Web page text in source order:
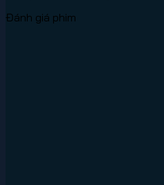
Đánh giá phim